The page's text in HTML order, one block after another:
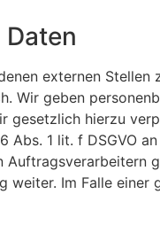
externen
Wir geben
hierzu
1 lit. f DSGVO
Im Falle